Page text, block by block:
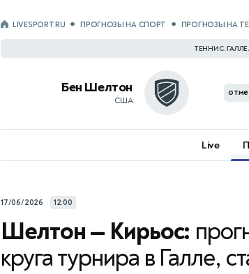
LIVESPORT.RU ПРОГНОЗЫ НА СПОРТ ПРОГНОЗЫ НА
ТЕННИС.
Бен Шелтон
США
Live
17/06/2026 12:00
Шелтон — Кирьос:
круга турнира в Галле,